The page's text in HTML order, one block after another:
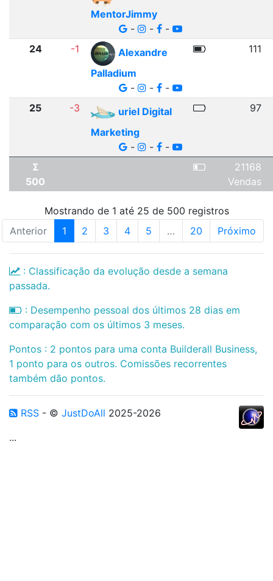
MentorJimmy
-
- -
24 -1
Alexandre
Palladium
-
- -
111
25 -3
uriel Digital
Marketing
-
- -
97
Σ
500
21168
Vendas
Mostrando de 1 até 25 de 500 registros
Anterior
1 2 3 4 5 … 20 Próximo
: Classificação da evolução desde a semana
passada.
: Desempenho pessoal dos últimos 28 dias em
comparação com os últimos 3 meses.
Pontos : 2 pontos para uma conta Builderall Business,
1 ponto para os outros. Comissões recorrentes
também dão pontos.
RSS - © JustDoAll 2025-2026
...